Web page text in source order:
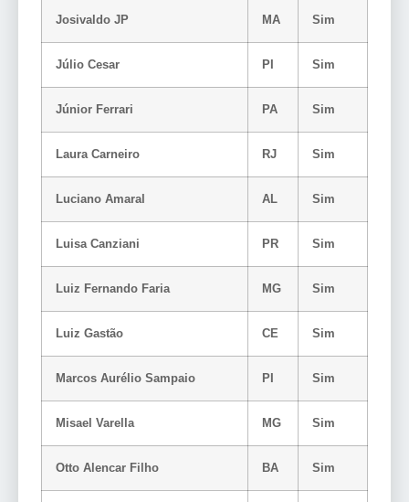
Josivaldo JP MA Sim
Júlio Cesar PI Sim
Júnior Ferrari PA Sim
Laura Carneiro RJ Sim
Luciano Amaral AL Sim
Luisa Canziani PR Sim
Luiz Fernando Faria MG Sim
Luiz Gastão CE Sim
Marcos Aurélio Sampaio PI Sim
Misael Varella MG Sim
Otto Alencar Filho BA Sim